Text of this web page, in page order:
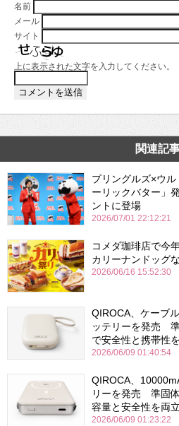
名前
メール
サイト
上に表示された文字を入力してください。
関連記
プリングルズ×ウ
ーリックバター」
ントに登場
2026/07/01 22:12:21
コメダ珈琲店で今
カリーナンドッグ
2026/06/16 15:52:30
QIROCA、ケーブ
ッテリーを発売
で安全性と携帯性
2026/06/09 01:40:54
QIROCA、
リーを発売 準固
容量と安全性を両立
2026/06/09 01:23:22